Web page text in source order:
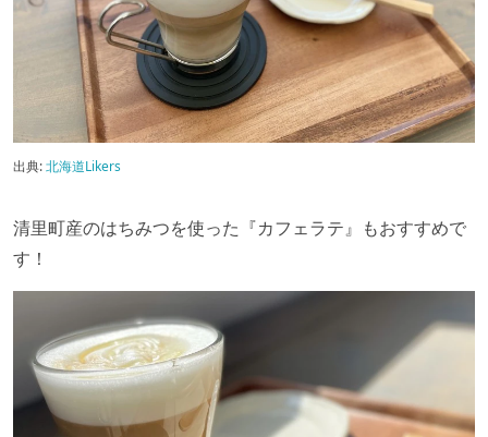
出典:北海道Likers
清里町産のはちみつを使った『カフェラテ』もおすすめで
す！